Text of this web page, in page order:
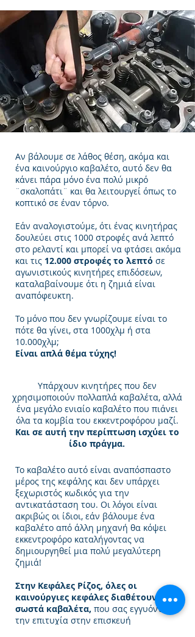
Αν βάλουμε σε λάθος θέση, ακόμα και
ένα καινούργιο καβαλέτο, αυτό δεν θα
κάνει πάρα μόνο ένα πολύ μικρό
¨σκαλοπάτι¨ και θα λειτουργεί όπως το
κοπτικό σε έναν τόρνο.
Εάν αναλογιστούμε, ότι ένας κινητήρας
δουλεύει στις 1000 στροφές ανά λεπτό
στο ρελαντί και μπορεί να φτάσει ακόμα
και τις 12.000 στροφές το λεπτό σε
αγωνιστικούς κινητήρες επιδόσεων,
καταλαβαίνουμε ότι η ζημιά είναι
αναπόφευκτη.
Το μόνο που δεν γνωρίζουμε είναι το
πότε θα γίνει, στα 1000χλμ ή στα
10.000χλμ;
Είναι απλά θέμα τύχης!
Υπάρχουν κινητήρες που δεν
χρησιμοποιούν πολλαπλά καβαλέτα, αλλά
ένα μεγάλο ενιαίο καβαλέτο που πιάνει
όλα τα κομβία του εκκεντροφόρου μαζί.
Και σε αυτή την περίπτωση ισχύει το
ίδιο πράγμα.
Το καβαλέτο αυτό είναι αναπόσπαστο
μέρος της κεφάλης και δεν υπάρχει
ξεχωριστός κωδικός για την
αντικατάσταση του. Οι λόγοι είναι
ακριβώς οι ίδιοι, εάν βάλουμε ένα
καβαλέτο από άλλη μηχανή θα κόψει
εκκεντροφόρο καταλήγοντας να
δημιουργηθεί μια πολύ μεγαλύτερη
ζημιά!
Στην Κεφάλες Ρίζος, όλες οι
καινούργιες κεφάλες διαθέτουν τα
σωστά καβαλέτα, που σας εγγυόνται
την επιτυχία στην επισκευή